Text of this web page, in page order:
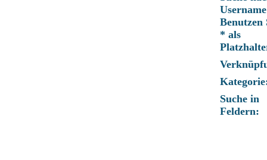
Benutzen
* als
Suche in
Feldern: